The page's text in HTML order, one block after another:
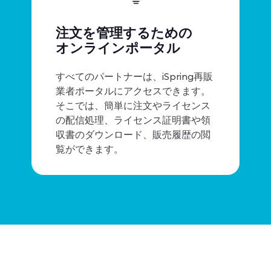
注文を管理するための
オンラインポータル
すべてのパートナーは、iSpring再販
業者ポータルにアクセスできます。
そこでは、簡単に注文やライセンス
の配信処理、ライセンス証明書や領
収書のダウンロード、販売履歴の閲
覧ができます。